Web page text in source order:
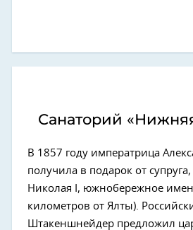
Санаторий
В 1857 году императрица
получила в подарок от
Николая I, южнобережное
километров от Ялты).
Штакеншнейдер предложил